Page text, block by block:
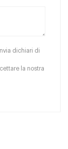
dichiari di
la nostra